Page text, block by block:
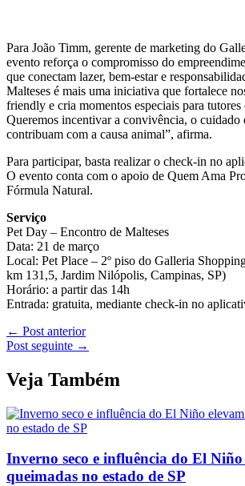
Para João Timm, gerente de marketing do
evento reforça o compromisso do
que conectam lazer, bem-estar e
Malteses é mais uma iniciativa que fortalece
friendly e cria momentos especiais para tutores
Queremos incentivar a convivência, o cuidado
contribuam com a causa animal”, afirma.
Para participar, basta realizar o check-in no
O evento conta com o apoio de Quem Ama
Fórmula Natural.
Serviço
Pet Day – Encontro de Malteses
Data: 21 de março
Local: Pet Place – 2º piso do Galleria
km 131,5, Jardim Nilópolis, Campinas, SP)
Horário: a partir das 14h
Entrada: gratuita, mediante check-in no
← Post anterior
Post seguinte →
Veja Também
Inverno seco e influência do El Niño
queimadas no estado de SP